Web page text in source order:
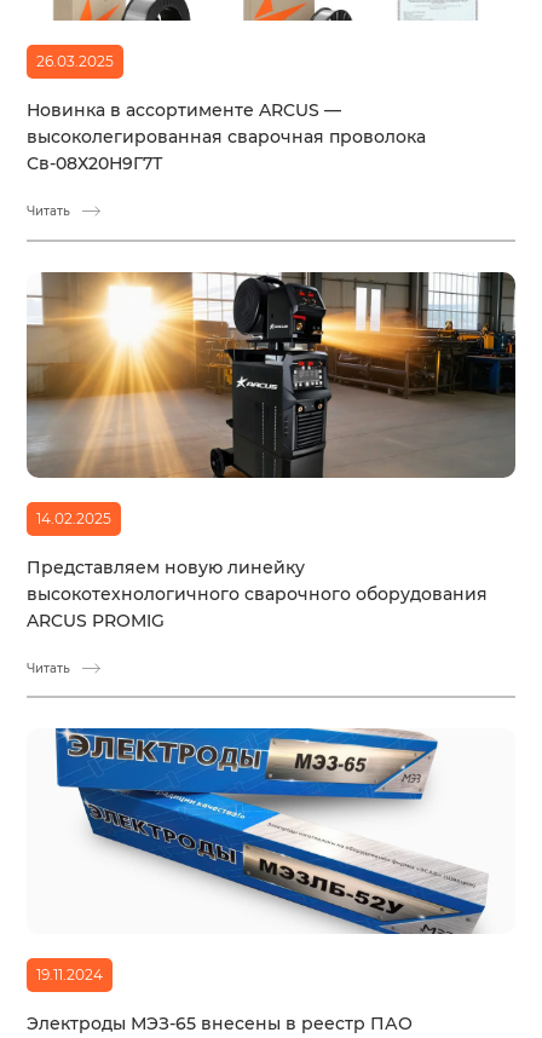
26.03.2025
Новинка в ассортименте ARCUS —
высоколегированная сварочная проволока
Св-08Х20Н9Г7Т
Читать
14.02.2025
Представляем новую линейку
высокотехнологичного сварочного оборудования
ARCUS PROMIG
Читать
19.11.2024
Электроды МЭЗ-65 внесены в реестр ПАО